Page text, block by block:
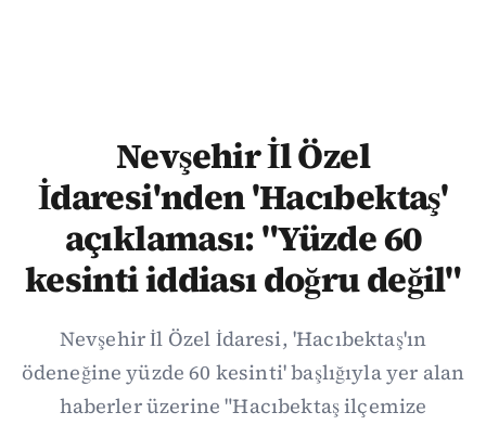
Nevşehir İl Özel
İdaresi'nden 'Hacıbektaş'
açıklaması: "Yüzde 60
kesinti iddiası doğru değil"
Nevşehir İl Özel İdaresi, 'Hacıbektaş'ın
ödeneğine yüzde 60 kesinti' başlığıyla yer alan
haberler üzerine "Hacıbektaş ilçemize